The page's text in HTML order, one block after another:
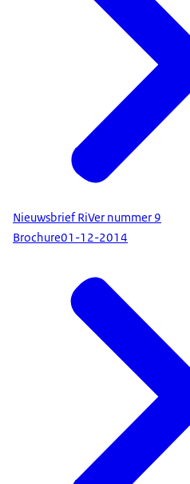
Nieuwsbrief RiVer nummer 9
Brochure01-12-2014